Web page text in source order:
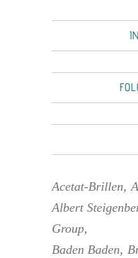
Acetat-Brillen
Albert
Group
Baden Baden